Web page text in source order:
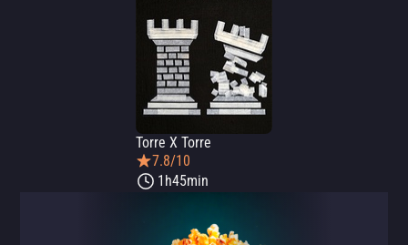
Torre X Torre
7.8/10
1h45min